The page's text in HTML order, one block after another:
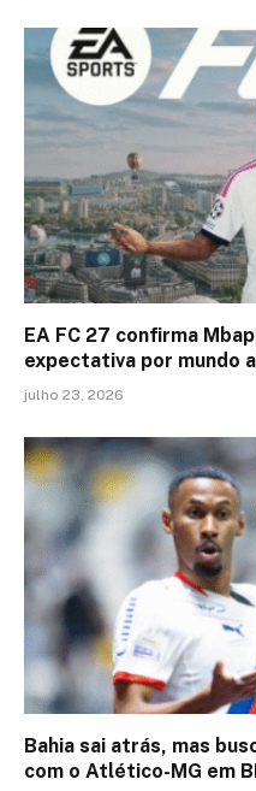
EA FC 27 confirma
expectativa por mundo
julho 23, 2026
Bahia sai atrás, mas
com o Atlético-MG em